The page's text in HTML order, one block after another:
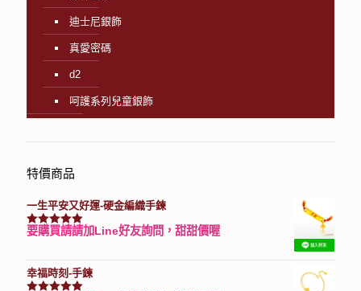
迪士尼銀飾
真愛密碼
d2
呵護系列兒童銀飾
特價商品
一生平安又好運-硬金編織手鍊
評分7740滿分 5
要購買請請加Line好友詢問，甜甜價喔
幸福時刻-手鍊